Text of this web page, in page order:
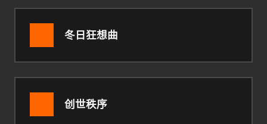
冬日狂想曲
创世秩序